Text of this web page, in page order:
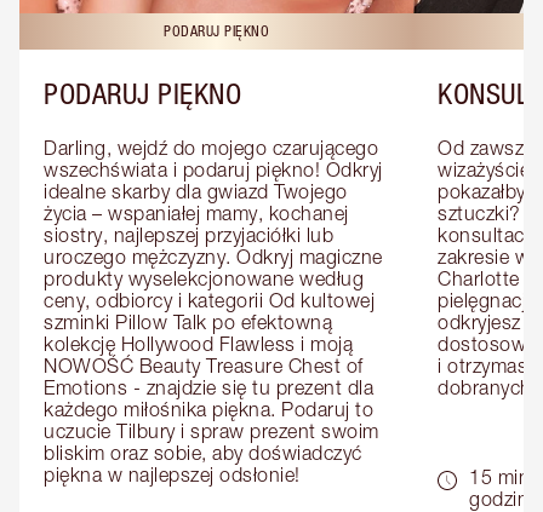
PODARUJ PIĘKNO
PODARUJ PIĘKNO
Darling, wejdź do mojego czarującego
wszechświata i podaruj piękno! Odkryj
idealne skarby dla gwiazd Twojego
życia – wspaniałej mamy, kochanej
siostry, najlepszej przyjaciółki lub
uroczego mężczyzny. Odkryj magiczne
produkty wyselekcjonowane według
ceny, odbiorcy i kategorii Od kultowej
szminki Pillow Talk po efektowną
kolekcję Hollywood Flawless i moją
NOWOŚĆ Beauty Treasure Chest of
Emotions - znajdzie się tu prezent dla
każdego miłośnika piękna. Podaruj to
uczucie Tilbury i spraw prezent swoim
bliskim oraz sobie, aby doświadczyć
piękna w najlepszej odsłonie!
Od zawsze
wizażyście
pokazałby
sztuczki?
zakresie
Charlotte
pielęgnacji
odkryjesz
i otrzymasz
dobranych
15
godziny